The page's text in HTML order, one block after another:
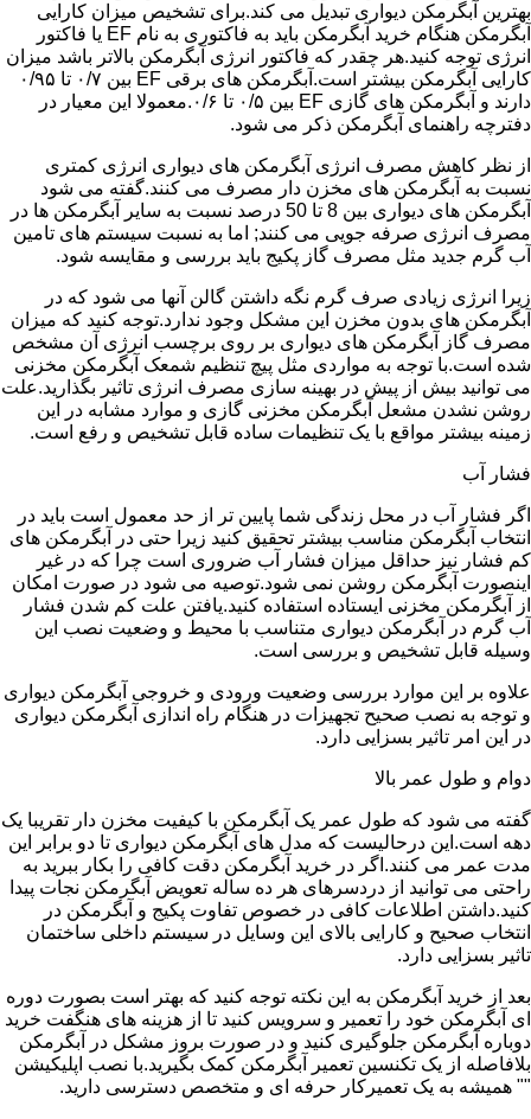
بهترین آبگرمکن دیواری تبدیل می کند.برای تشخیص میزان کارایی
آبگرمکن هنگام خرید آبگرمکن باید به فاکتوری به نام EF یا فاکتور
انرژی توجه کنید.هر چقدر که فاکتور انرژی آبگرمکن بالاتر باشد میزان
کارایی آبگرمکن بیشتر است.آبگرمکن های برقی EF بین ۰/۷ تا ۰/۹۵
دارند و آبگرمکن های گازی EF بین ۰/۵ تا ۰/۶.معمولا این معیار در
دفترچه راهنمای آبگرمکن ذکر می شود.
از نظر کاهش مصرف انرژی آبگرمکن های دیواری انرژی کمتری
نسبت به آبگرمکن های مخزن دار مصرف می کنند.گفته می شود
آبگرمکن های دیواری بین 8 تا 50 درصد نسبت به سایر آبگرمکن ها در
مصرف انرژی صرفه جویی می کنند; اما به نسبت سیستم های تامین
آب گرم جدید مثل مصرف گاز پکیج باید بررسی و مقایسه شود.
زیرا انرژی زیادی صرف گرم نگه داشتن گالن آنها می شود که در
آبگرمکن های بدون مخزن این مشکل وجود ندارد.توجه کنید که میزان
مصرف گاز آبگرمکن های دیواری بر روی برچسب انرژی آن مشخص
شده است.با توجه به مواردی مثل پیچ تنظیم شمعک آبگرمکن مخزنی
می توانید بیش از پیش در بهینه سازی مصرف انرژی تاثیر بگذارید.علت
روشن نشدن مشعل آبگرمکن مخزنی گازی و موارد مشابه در این
زمینه بیشتر مواقع با یک تنظیمات ساده قابل تشخیص و رفع است.
فشار آب
اگر فشار آب در محل زندگی شما پایین تر از حد معمول است باید در
انتخاب آبگرمکن مناسب بیشتر تحقیق کنید زیرا حتی در آبگرمکن های
کم فشار نیز حداقل میزان فشار آب ضروری است چرا که در غیر
اینصورت آبگرمکن روشن نمی شود.توصیه می شود در صورت امکان
از آبگرمکن مخزنی ایستاده استفاده کنید.یافتن علت کم شدن فشار
آب گرم در آبگرمکن دیواری متناسب با محیط و وضعیت نصب این
وسیله قابل تشخیص و بررسی است.
علاوه بر این موارد بررسی وضعیت ورودی و خروجی آبگرمکن دیواری
و توجه به نصب صحیح تجهیزات در هنگام راه اندازی آبگرمکن دیواری
در این امر تاثیر بسزایی دارد.
دوام و طول عمر بالا
گفته می شود که طول عمر یک آبگرمکن با کیفیت مخزن دار تقریبا یک
دهه است.این درحالیست که مدل های آبگرمکن دیواری تا دو برابر این
مدت عمر می کنند.اگر در خرید آبگرمکن دقت کافی را بکار ببرید به
راحتی می توانید از دردسرهای هر ده ساله تعویض آبگرمکن نجات پیدا
کنید.داشتن اطلاعات کافی در خصوص تفاوت پکیج و آبگرمکن در
انتخاب صحیح و کارایی بالای این وسایل در سیستم داخلی ساختمان
تاثیر بسزایی دارد.
بعد از خرید آبگرمکن به این نکته توجه کنید که بهتر است بصورت دوره
ای آبگرمکن خود را تعمیر و سرویس کنید تا از هزینه های هنگفت خرید
دوباره آبگرمکن جلوگیری کنید و در صورت بروز مشکل در آبگرمکن
بلافاصله از یک تکنسین تعمیر آبگرمکن کمک بگیرید.با نصب اپلیکیشن
"" همیشه به یک تعمیرکار حرفه ای و متخصص دسترسی دارید.